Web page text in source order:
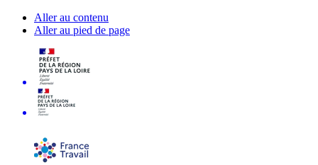
Aller au contenu
Aller au pied de page